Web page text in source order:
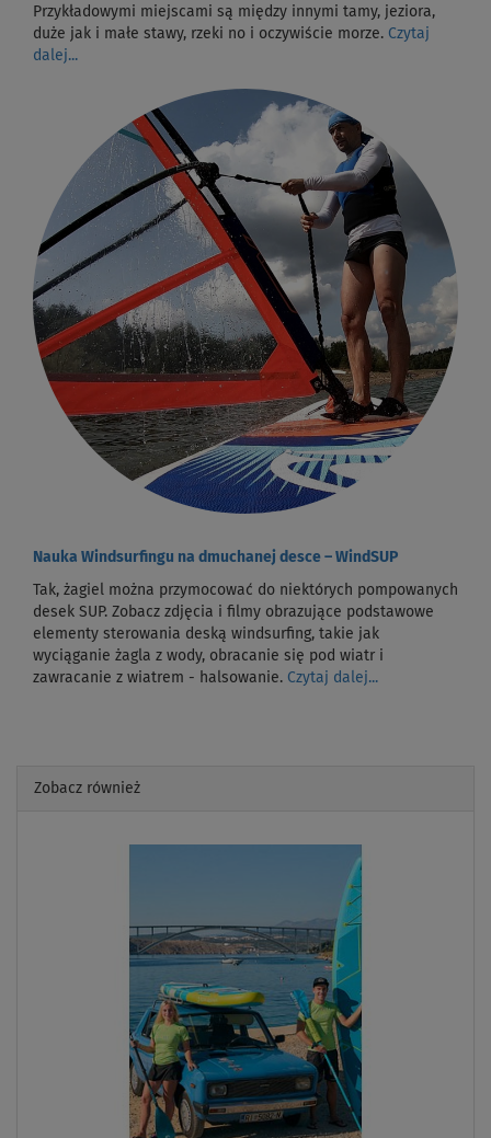
Przykładowymi miejscami są między innymi tamy, jeziora,
duże jak i małe stawy, rzeki no i oczywiście morze. Czytaj
dalej...
Nauka Windsurfingu na dmuchanej desce – WindSUP
Tak, żagiel można przymocować do niektórych pompowanych
desek SUP. Zobacz zdjęcia i filmy obrazujące podstawowe
elementy sterowania deską windsurfing, takie jak
wyciąganie żagla z wody, obracanie się pod wiatr i
zawracanie z wiatrem - halsowanie. Czytaj dalej...
Zobacz również